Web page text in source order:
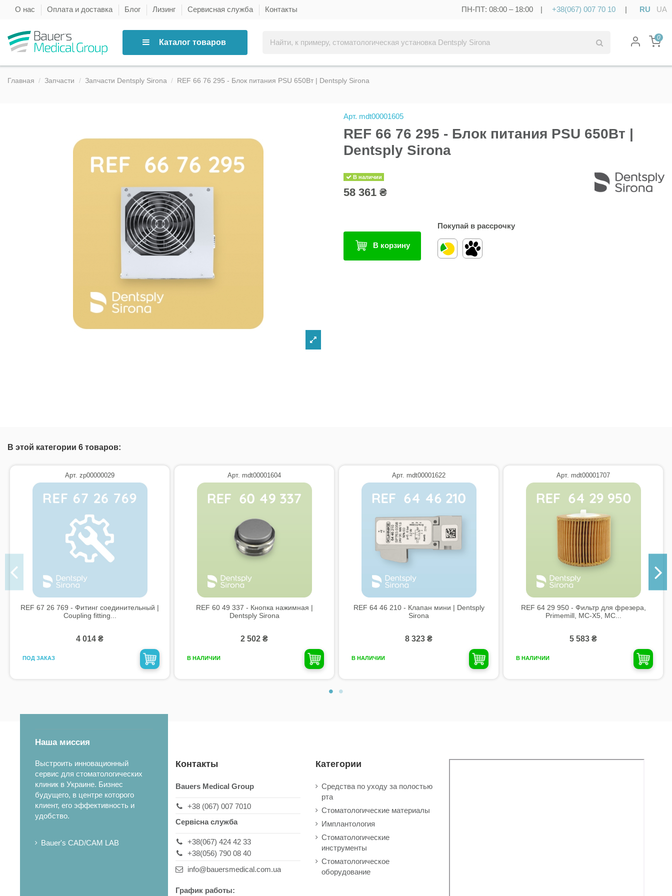
О нас Оплата и доставка Блог Лизинг Сервисная служба Контакты ПН-ПТ: 08:00 – 18:00 | +38(067) 007 70 10 | RU UA
Каталог товаров
0
Главная Запчасти Запчасти Dentsply Sirona REF 66 76 295 - Блок питания PSU 650Вт | Dentsply Sirona
Арт. mdt00001605
REF 66 76 295 - Блок питания PSU 650Вт |
Dentsply Sirona
В наличии
58 361 ₴
В корзину
Покупай в рассрочку
В этой категории 6 товаров:
Арт. zp00000029
REF 67 26 769 - Фитинг соединительный |
Coupling fitting...
4 014 ₴
ПОД ЗАКАЗ
Арт. mdt00001604
REF 60 49 337 - Кнопка нажимная |
Dentsply Sirona
2 502 ₴
В НАЛИЧИИ
Арт. mdt00001622
REF 64 46 210 - Клапан мини | Dentsply
Sirona
8 323 ₴
В НАЛИЧИИ
Арт. mdt00001707
REF 64 29 950 - Фильтр для фрезера,
Primemill, MC-X5, MC...
5 583 ₴
В НАЛИЧИИ
Наша миссия
Выстроить инновационный
сервис для стоматологических
клиник в Украине. Бизнес
будущего, в центре которого
клиент, его эффективность и
удобство.
Bauer's CAD/CAM LAB
Контакты
Bauers Medical Group
+38 (067) 007 7010
Сервісна служба
+38(067) 424 42 33
+38(056) 790 08 40
info@bauersmedical.com.ua
График работы:
Категории
Средства по уходу за полостью
рта
Стоматологические материалы
Имплантология
Стоматологические
инструменты
Стоматологическое
оборудование